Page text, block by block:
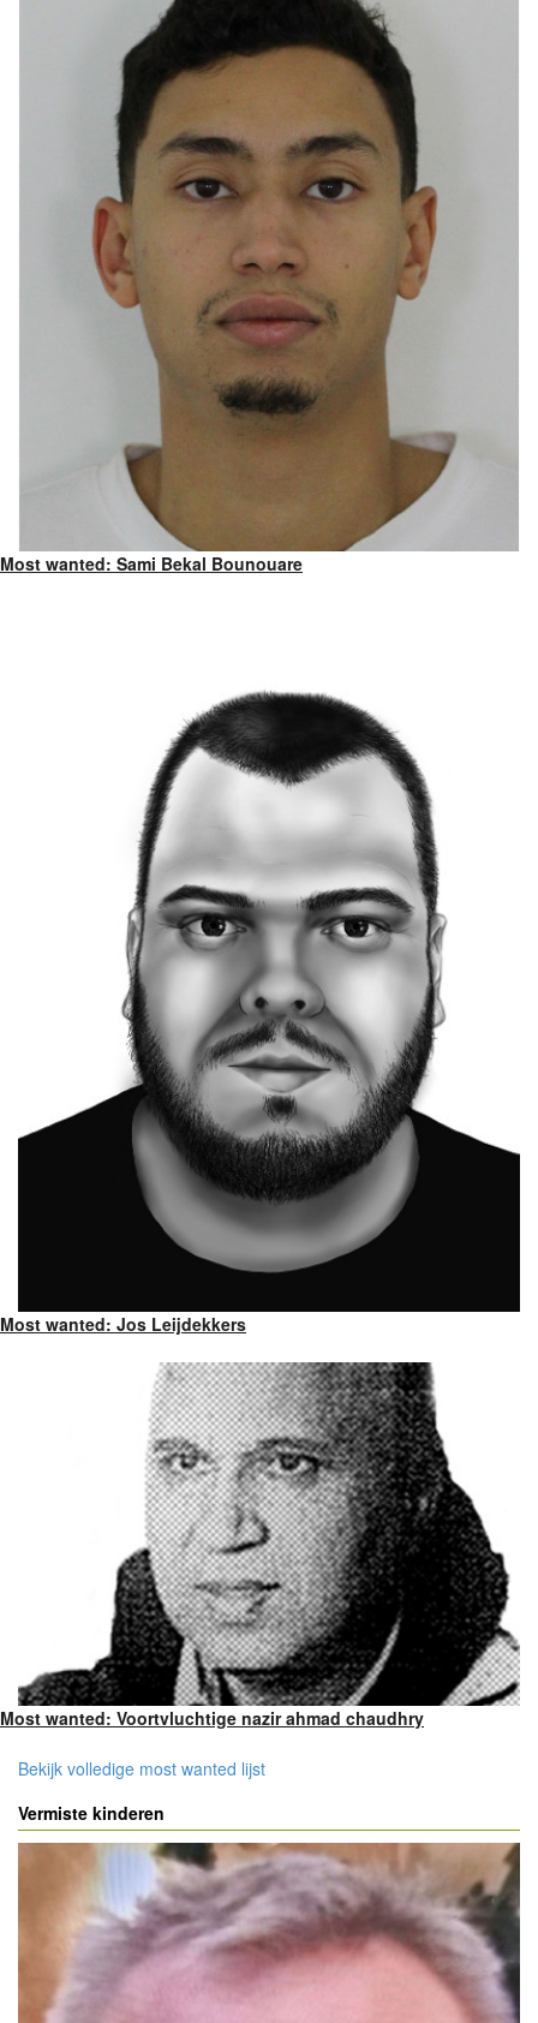
Most wanted: Sami Bekal Bounouare
Most wanted: Jos Leijdekkers
Most wanted: Voortvluchtige nazir ahmad chaudhry
Bekijk volledige most wanted lijst
Vermiste kinderen